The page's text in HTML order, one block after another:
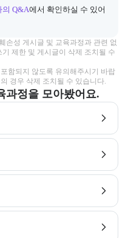
의 Q&A에서 확인하실 수 있어
손성 게시글 및 교육과정과 관련 없
제한 및 게시글이 삭제 조치될 수
함되지 않도록 유의해주시기 바랍
경우 삭제 조치될 수 있습니다.
과정을 모아봤어요.